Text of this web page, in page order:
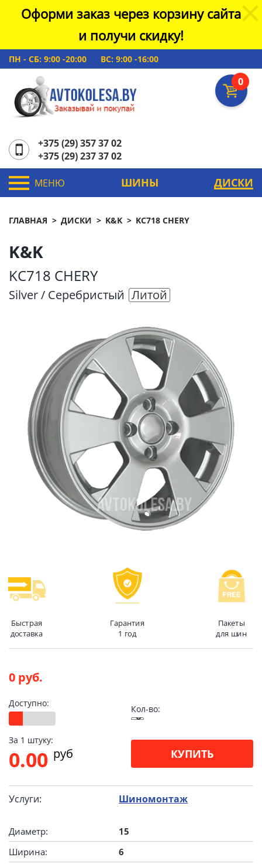
Оформи заказ через корзину сайта
и получи скидку!
ПН - СБ: 9:00 -20:00 ВС: 9:00 -16:00
0
+375 (29) 357 37 02
+375 (29) 237 37 02
МЕНЮ ШИНЫ ДИСКИ
ГЛАВНАЯ ДИСКИ K&K KC718 CHERY
K&K
KC718 CHERY
Silver / Серебристый Литой
Быстрая
доставка
Гарантия
1 год
Пакеты
для шин
0 руб.
Доступно:
Кол-во:
За 1 штуку:
0.00 pуб КУПИТЬ
Услуги: Шиномонтаж
Диаметр:
15
Ширина:
6